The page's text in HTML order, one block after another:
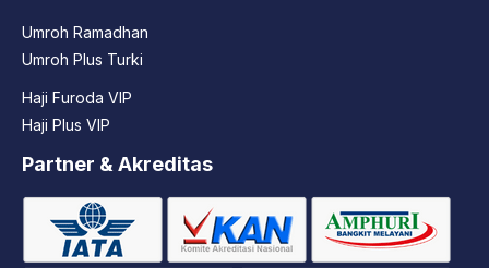
Umroh Ramadhan
Umroh Plus Turki
Haji Furoda VIP
Haji Plus VIP
Partner & Akreditas